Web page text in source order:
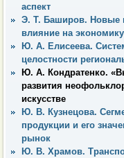
аспект
Э. Т. Баширов. Новые
влияние на
Ю. А. Елисеева.
целостности
Ю. А. Кондратенко.
развития
искусстве
Ю. В. Кузнецова.
продукции и его
рынок
Ю. В. Храмов.